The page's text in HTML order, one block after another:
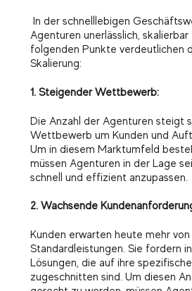
In der schnelllebigen
Agenturen unerlässlich, skalierbar
folgenden Punkte verdeutlichen
Skalierung:
1. Steigender Wettbewerb:
Die Anzahl der Agenturen steigt
Wettbewerb um Kunden und
Um in diesem Marktumfeld
müssen Agenturen in der Lage
schnell und effizient anzupassen.
2. Wachsende
Kunden erwarten heute mehr
Standardleistungen. Sie fordern
Lösungen, die auf ihre
zugeschnitten sind. Um diesen